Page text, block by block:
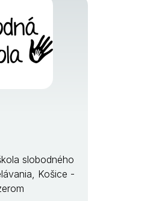
slobodného
Košice -